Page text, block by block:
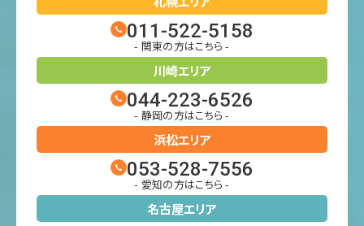
011-522-5158
- 関東の方はこちら -
川崎エリア
044-223-6526
- 静岡の方はこちら -
浜松エリア
053-528-7556
- 愛知の方はこちら -
名古屋エリア